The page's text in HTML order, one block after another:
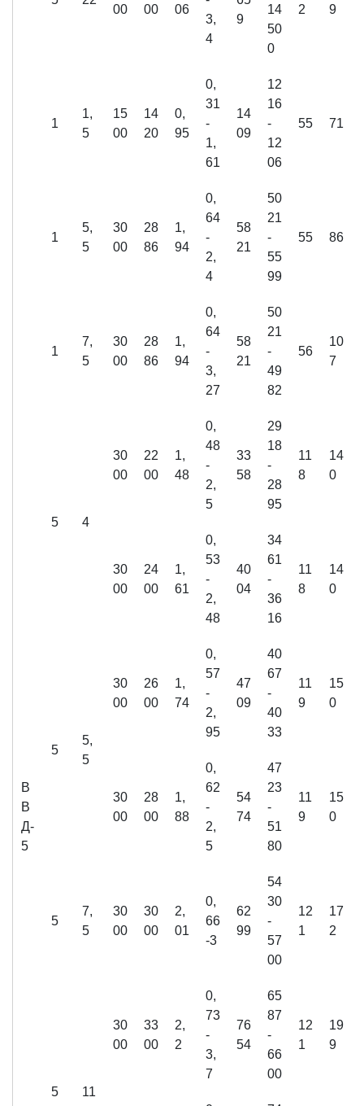
00 00 06
3,
4
9
14
50
0
2 9
В
В
Д-
5
1
1,
5
15
00
14
20
0,
95
0,
31
-
1,
61
14
09
12
16
-
12
06
55 71
1
5,
5
30
00
28
86
1,
94
0,
64
-
2,
4
58
21
50
21
-
55
99
55 86
1
7,
5
30
00
28
86
1,
94
0,
64
-
3,
27
58
21
50
21
-
49
82
56
10
7
5 4
30
00
22
00
1,
48
0,
48
-
2,
5
33
58
29
18
-
28
95
11
8
14
0
30
00
24
00
1,
61
0,
53
-
2,
48
40
04
34
61
-
36
16
11
8
14
0
5
5,
5
30
00
26
00
1,
74
0,
57
-
2,
95
47
09
40
67
-
40
33
11
9
15
0
30
00
28
00
1,
88
0,
62
-
2,
5
54
74
47
23
-
51
80
11
9
15
0
5
7,
5
30
00
30
00
2,
01
0,
66
-3
62
99
54
30
-
57
00
12
1
17
2
5 11
30
00
33
00
2,
2
0,
73
-
3,
7
76
54
65
87
-
66
00
12
1
19
9